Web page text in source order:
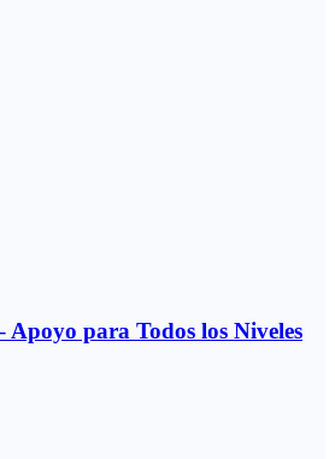
Apoyo para Todos los Niveles